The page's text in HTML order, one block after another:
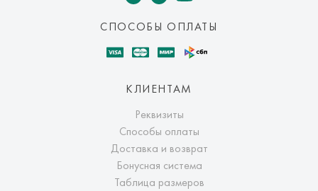
СПОСОБЫ ОПЛАТЫ
КЛИЕНТАМ
Реквизиты
Способы оплаты
Доставка и возврат
Бонусная система
Таблица размеров